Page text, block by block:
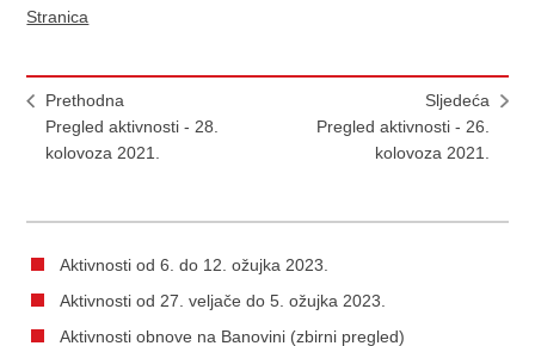
Stranica
Prethodna
Pregled aktivnosti - 28.
kolovoza 2021.
Sljedeća
Pregled aktivnosti - 26.
kolovoza 2021.
Aktivnosti od 6. do 12. ožujka 2023.
Aktivnosti od 27. veljače do 5. ožujka 2023.
Aktivnosti obnove na Banovini (zbirni pregled)